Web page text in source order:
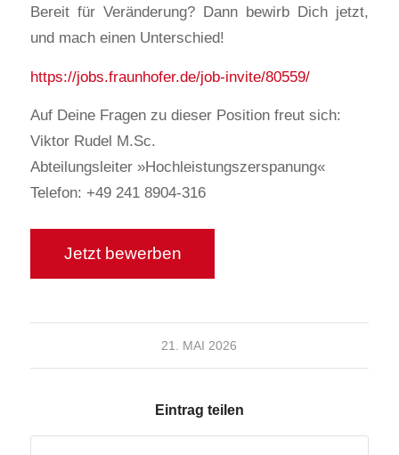
Bereit für Veränderung? Dann bewirb Dich jetzt,
und mach einen Unterschied!
https://jobs.fraunhofer.de/job-invite/80559/
Auf Deine Fragen zu dieser Position freut sich:
Viktor Rudel M.Sc.
Abteilungsleiter »Hochleistungszerspanung«
Telefon: +49 241 8904-316
21. MAI 2026
Eintrag teilen